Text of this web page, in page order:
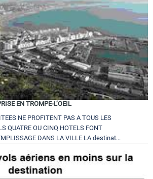
EN TROMPE-L’OEIL
NE PROFITENT PAS A TOUS LES
QUATRE OU CINQ HOTELS FONT
DANS LA VILLE LA destinat...